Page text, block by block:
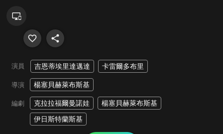
演員 吉恩蒂埃里達邁達 卡雷爾多布里
導演 楊塞貝赫萊布斯基
編劇 克拉拉福爾曼諾娃
楊塞貝赫萊布斯基
伊日斯特蘭斯基